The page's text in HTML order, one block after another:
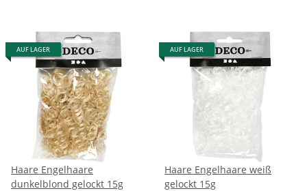
AUF LAGER
Haare Engelhaare
dunkelblond gelockt 15g
AUF LAGER
Haare Engelhaare weiß
gelockt 15g